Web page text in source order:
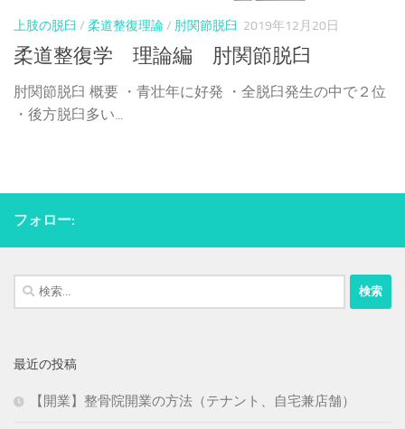
上肢の脱臼 / 柔道整復理論/ 肘関節脱臼 2019年12月20日
柔道整復学 理論編 肘関節脱臼
肘関節脱臼 概要 ・青壮年に好発 ・全脱臼発生の中で２位
・後方脱臼多い...
フォロー:
検
索:
最近の投稿
【開業】整骨院開業の方法（テナント、自宅兼店舗）